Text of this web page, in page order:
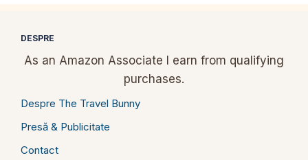
DESPRE
As an Amazon Associate I earn from qualifying
purchases.
Despre The Travel Bunny
Presă & Publicitate
Contact